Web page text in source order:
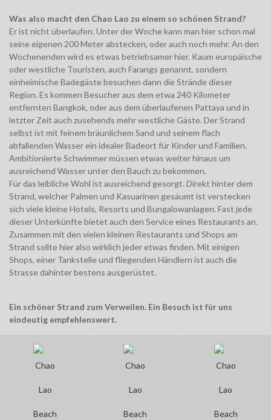
Was also macht den Chao Lao zu einem so schönen Strand?
Er ist nicht überlaufen. Unter der Woche kann man hier schon mal
seine eigenen 200 Meter abstecken, oder auch noch mehr. An den
Wochenenden wird es etwas betriebsamer hier. Kaum europäische
oder westliche Touristen, auch Farangs genannt, sondern
einheimische Badegäste besuchen dann die Strände dieser
Region. Es kommen Besucher aus dem etwa 240 Kilometer
entfernten Bangkok, oder aus dem überlaufenen Pattaya und in
letzter Zeit auch zusehends mehr westliche Gäste. Der Strand
selbst ist mit feinem bräunlichem Sand und seinem flach
abfallenden Wasser ein idealer Badeort für Kinder und Familien.
Ambitionierte Schwimmer müssen etwas weiter hinaus um
ausreichend Wasser unter den Bauch zu bekommen.
Für das leibliche Wohl ist ausreichend gesorgt. Direkt hinter dem
Strand, welcher Palmen und Kasuarinen gesäumt ist verstecken
sich viele kleine Hotels, Resorts und Bungalowanlagen. Fast jede
dieser Unterkünfte bietet auch den Service eines Restaurants an.
Zusammen mit den vielen kleinen Restaurants und Shops am
Strand sollte hier also wirklich jeder etwas finden. Mit einigen
Shops, einer Tankstelle und fliegenden Händlern ist auch die
Strasse dahinter bestens ausgerüstet.
Ein schöner Strand zum Verweilen. Ein Besuch ist für uns
eindeutig empfehlenswert.